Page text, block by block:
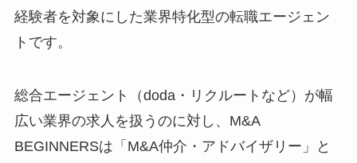
経験者を対象にした業界特化型の転職エージェン
トです。
総合エージェント（doda・リクルートなど）が幅
広い業界の求人を扱うのに対し、M&A
BEGINNERSは「M&A仲介・アドバイザリー」と